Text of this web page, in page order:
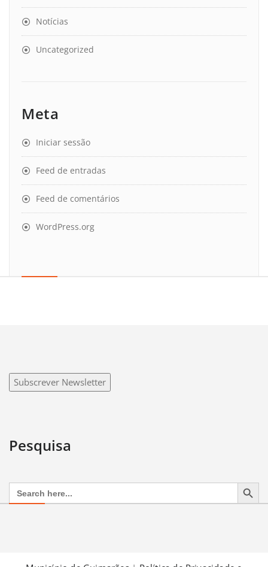
Notícias
Uncategorized
Meta
Iniciar sessão
Feed de entradas
Feed de comentários
WordPress.org
Subscrever Newsletter
Pesquisa
Search
for:
Search Button